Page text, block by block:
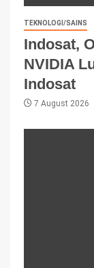
TEKNOLOGI/SAINS
Indosat,
NVIDIA
Indosat
7 August 2026